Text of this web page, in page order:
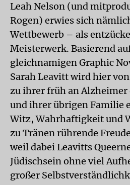
Leah Nelson (und
Rogen) erwies sich
Wettbewerb – als
Meisterwerk. Basierend
gleichnamigen Graphic
Sarah Leavitt wird hier
zu ihrer früh an
und ihrer übrigen Familie
Witz, Wahrhaftigkeit und
zu Tränen rührende
weil dabei Leavitts
Jüdischsein ohne viel
großer